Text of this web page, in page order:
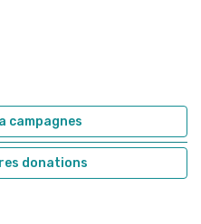
campagnes
donations